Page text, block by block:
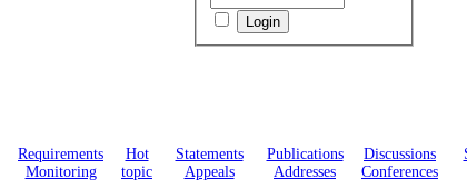
Requirements
Monitoring
Hot
topic
Statements
Appeals
Publications
Addresses
Discussions
Conferences